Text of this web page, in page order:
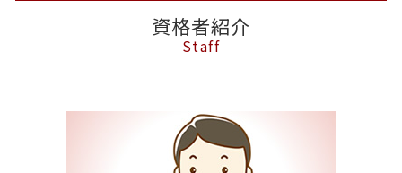
資格者紹介
Staff